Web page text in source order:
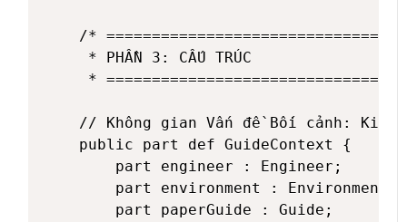
/*
     * PHẦN 3: CẤU TRÚC
*
// Không gian Vấn đề Bối cảnh:
    public part def GuideContext {
        part engineer : Engineer;
        part environment : Environment;
        part paperGuide : Guide;